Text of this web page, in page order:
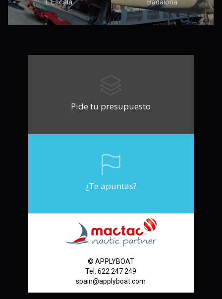
L'Escala Badalona
Pide tu presupuesto
¿Te apuntas?
© APPLYBOAT
Tel. 622 247 249
spain@applyboat.com